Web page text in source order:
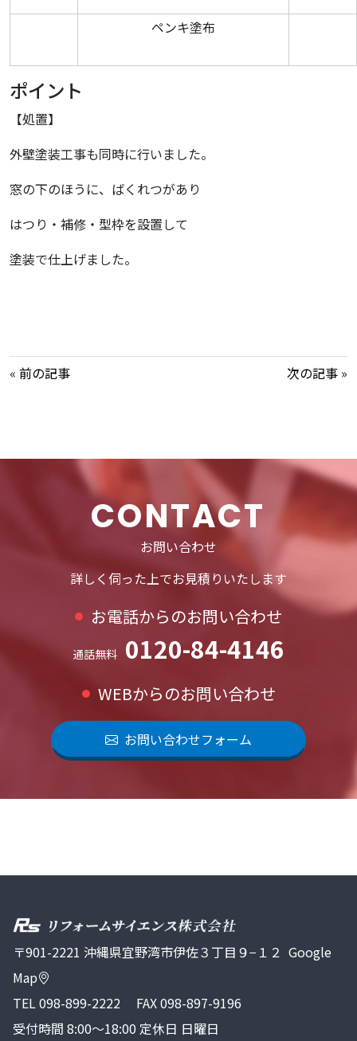
ペンキ塗布
ポイント
【処置】
外壁塗装工事も同時に行いました。
窓の下のほうに、ばくれつがあり
はつり・補修・型枠を設置して
塗装で仕上げました。
« 前の記事 次の記事 »
CONTACT
お問い合わせ
詳しく伺った上でお見積りいたします
お電話からのお問い合わせ
通話無料 0120-84-4146
WEBからのお問い合わせ
お問い合わせフォーム
〒901-2221 沖縄県宜野湾市伊佐３丁目９−１２ Google
Map
TEL098-899-2222
FAX 098-897-9196
受付時間 8:00～18:00 定休日 日曜日